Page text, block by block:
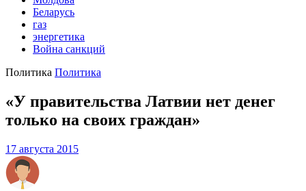
Беларусь
газ
энергетика
Война санкций
Политика Политика
«У правительства Латвии нет денег
только на своих граждан»
17 августа 2015